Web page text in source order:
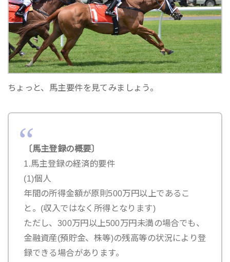
ちょっと、馬主要件を見てみましょう。
〔馬主登録の概要〕
1.馬主登録の経済的要件
(1)個人
年間の所得金額が原則500万円以上であるこ
と。(収入ではなく所得となります)
ただし、300万円以上500万円未満の場合でも、
金融資産(預貯金、株等)の残高等の状況により登
録できる場合があります。